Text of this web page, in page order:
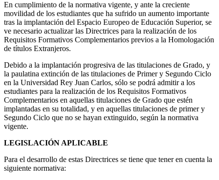
En cumplimiento de la normativa vigente, y ante la creciente
movilidad de los estudiantes que ha sufrido un aumento importante
tras la implantación del Espacio Europeo de Educación Superior, se
ve necesario actualizar las Directrices para la realización de los
Requisitos Formativos Complementarios previos a la Homologación
de títulos Extranjeros.
Debido a la implantación progresiva de las titulaciones de Grado, y
la paulatina extinción de las titulaciones de Primer y Segundo Ciclo
en la Universidad Rey Juan Carlos, sólo se podrá admitir a los
estudiantes para la realización de los Requisitos Formativos
Complementarios en aquellas titulaciones de Grado que estén
implantadas en su totalidad, y en aquellas titulaciones de primer y
Segundo Ciclo que no se hayan extinguido, según la normativa
vigente.
LEGISLACIÓN APLICABLE
Para el desarrollo de estas Directrices se tiene que tener en cuenta la
siguiente normativa: